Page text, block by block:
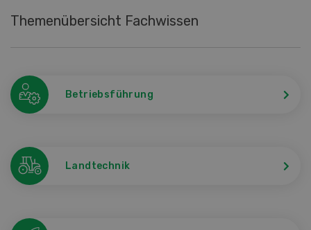
Themenübersicht Fachwissen
Betriebsführung
Landtechnik